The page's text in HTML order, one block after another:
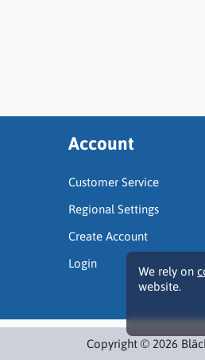
We rely on
website.
Account
Customer Service
Regional Settings
Create Account
Login
Copyright © 2026